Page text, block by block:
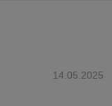
14.05.2025